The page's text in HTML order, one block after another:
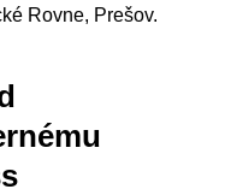
Rovne, Prešov.